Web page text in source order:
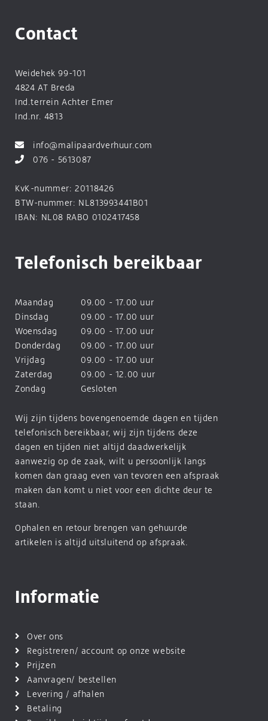
Contact
Weidehek 99-101
4824 AT Breda
Ind.terrein Achter Emer
Ind.nr. 4813
info@malipaardverhuur.com
076 - 5613087
KvK-nummer: 20118426
BTW-nummer: NL813993441B01
IBAN: NL08 RABO 0102417458
Telefonisch bereikbaar
Maandag
09.00 - 17.00 uur
Dinsdag
09.00 - 17.00 uur
Woensdag
09.00 - 17.00 uur
Donderdag
09.00 - 17.00 uur
Vrijdag
09.00 - 17.00 uur
Zaterdag
09.00 - 12.00 uur
Zondag
Gesloten
Wij zijn tijdens bovengenoemde dagen en tijden
telefonisch bereikbaar, wij zijn tijdens deze
dagen en tijden niet altijd daadwerkelijk
aanwezig op de zaak, wilt u persoonlijk langs
komen dan graag even van tevoren een afspraak
maken dan komt u niet voor een dichte deur te
staan.
Ophalen en retour brengen van gehuurde
artikelen is altijd uitsluitend op afspraak.
Informatie
Over ons
Registreren/ account op onze website
Prijzen
Aanvragen/ bestellen
Levering / afhalen
Betaling